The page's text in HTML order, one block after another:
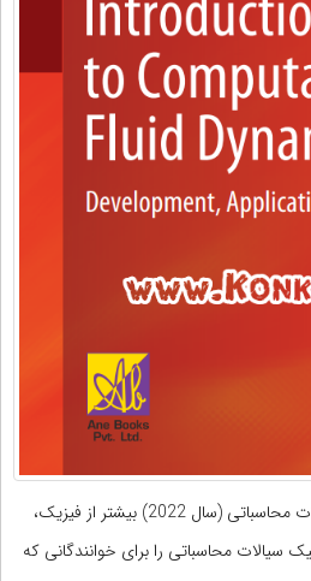
کتاب مقدمه ای بر دینامیک سیالات محاسباتی (سال 2022) بیشتر از فیزیک،
سیالات محاسباتی را برای خوانندگانی که